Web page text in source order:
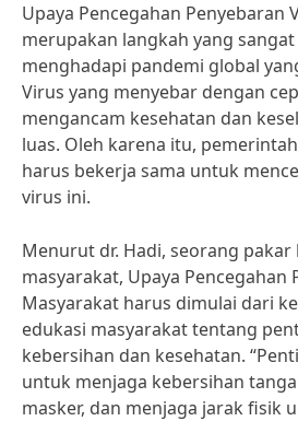
Upaya Pencegahan Penyebaran
merupakan langkah yang
menghadapi pandemi global
Virus yang menyebar dengan
mengancam kesehatan dan
luas. Oleh karena itu,
harus bekerja sama untuk
virus ini.
Menurut dr. Hadi, seorang pakar
masyarakat, Upaya Pencegahan
Masyarakat harus dimulai dari
edukasi masyarakat tentang
kebersihan dan kesehatan.
untuk menjaga kebersihan
masker, dan menjaga jarak fisik